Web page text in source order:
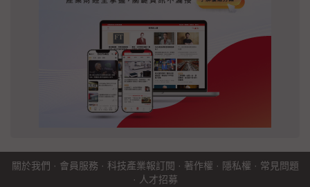
關於我們 · 會員服務 · 科技產業報訂閱 · 著作權 · 隱私權 · 常見問題
· 人才招募